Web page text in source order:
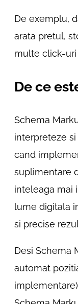
De exemplu,
arata pretul,
multe click-
De ce
Schema
interpreteze
cand
suplimentare
inteleaga mai
lume digitala
si precise
Desi Schema
automat